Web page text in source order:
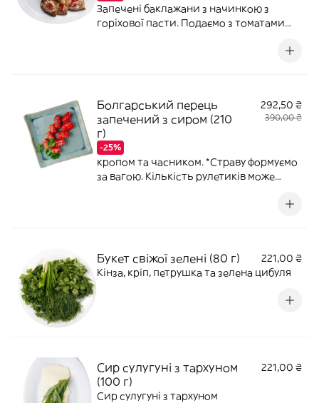
Запечені баклажани з начинкою з
горіхової пасти. Подаємо з томатами
Кількість рулетиків може змінюватися в
Болгарський перець
запечений з сиром (210
г)
-25%
292,50 ₴
390,00 ₴
кропом та часником. *Страву формуємо
за вагою. Кількість рулетиків може
Букет свіжої зелені (80 г)
221,00 ₴
Кінза, кріп, петрушка та зелена цибуля
Сир сулугуні з тархуном
(100 г)
221,00 ₴
Сир сулугуні з тархуном